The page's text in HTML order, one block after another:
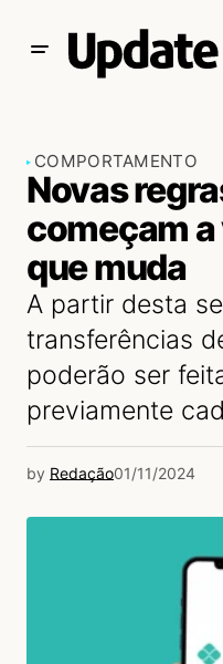
COMPORTAMENTO
Novas
começam a
que muda
A partir desta
transferências
poderão ser
previamente
by Redação01/11/2024